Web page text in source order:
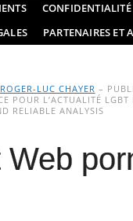
CONFIDENTIALITÉ
PARTENAIRES ET
ROGER-LUC CHAYER –
POUR L’ACTUALITÉ
RELIABLE ANALYSIS